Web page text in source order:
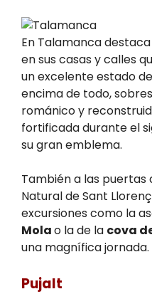
En Talamanca
en sus casas y calles
un excelente estado
encima de todo,
románico y
fortificada durante el
su gran emblema.
También a las
Natural de Sant
excursiones como la
Molao la de la cova
una magnífica jornada.
Pujalt